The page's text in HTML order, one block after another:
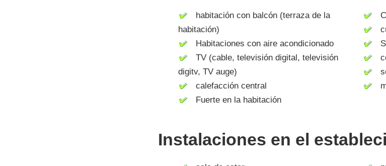
habitación con balcón (terraza de la
habitación)
Habitaciones con aire acondicionado
TV (cable, televisión digital, televisión
digitv, TV auge)
calefacción central
Fuerte en la habitación
Instalaciones en el